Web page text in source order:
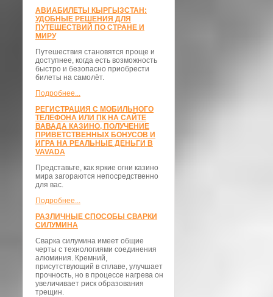
АВИАБИЛЕТЫ КЫРГЫЗСТАН:
УДОБНЫЕ РЕШЕНИЯ ДЛЯ
ПУТЕШЕСТВИЙ ПО СТРАНЕ И
МИРУ
Путешествия становятся проще и
доступнее, когда есть возможность
быстро и безопасно приобрести
билеты на самолёт.
Подробнее...
РЕГИСТРАЦИЯ С МОБИЛЬНОГО
ТЕЛЕФОНА ИЛИ ПК НА САЙТЕ
ВАВАДА КАЗИНО, ПОЛУЧЕНИЕ
ПРИВЕТСТВЕННЫХ БОНУСОВ И
ИГРА НА РЕАЛЬНЫЕ ДЕНЬГИ В
VAVADA
Представьте, как яркие огни казино
мира загораются непосредственно
для вас.
Подробнее...
РАЗЛИЧНЫЕ СПОСОБЫ СВАРКИ
СИЛУМИНА
Сварка силумина имеет общие
черты с технологиями соединения
алюминия. Кремний,
присутствующий в сплаве, улучшает
прочность, но в процессе нагрева он
увеличивает риск образования
трещин.